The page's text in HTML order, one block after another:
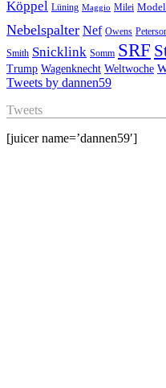
Köppel Lüning Maggio Milei Model
Nebelspalter Nef Owens
Smith Snicklink Somm SRF
Trump Wagenknecht Weltwoche
Tweets by dannen59
Tweets
[juicer name=’dannen59′]